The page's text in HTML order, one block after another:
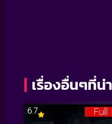
เรื่องอื่นๆที่น่
Full
6.7